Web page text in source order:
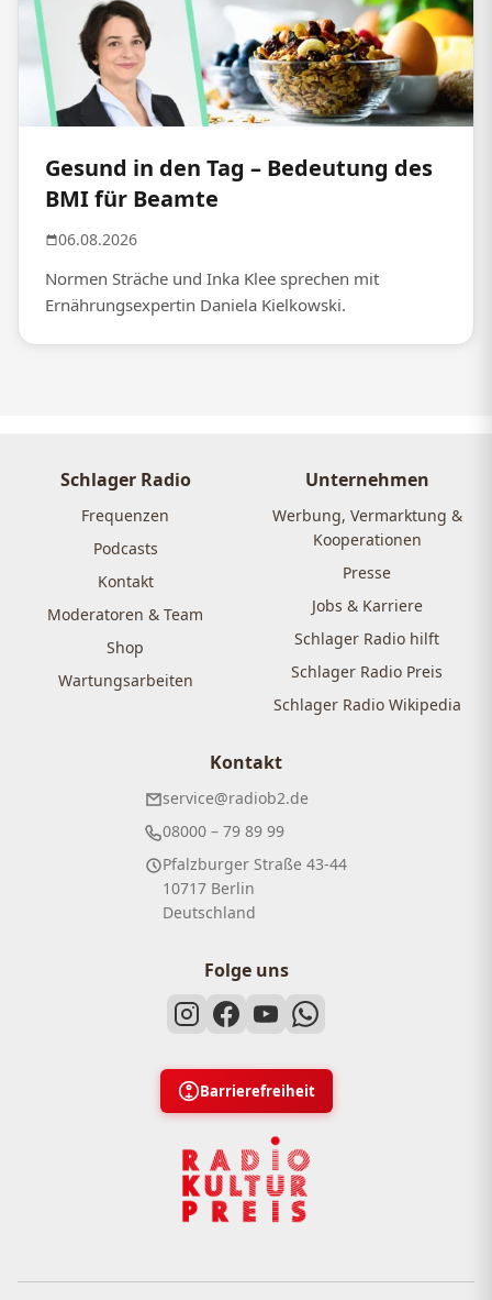
Gesund in den Tag – Bedeutung des
BMI für Beamte
06.08.2026
Normen Sträche und Inka Klee sprechen mit
Ernährungsexpertin Daniela Kielkowski.
Schlager Radio
Frequenzen
Podcasts
Kontakt
Moderatoren & Team
Shop
Wartungsarbeiten
Unternehmen
Werbung, Vermarktung &
Kooperationen
Presse
Jobs & Karriere
Schlager Radio hilft
Schlager Radio Preis
Schlager Radio Wikipedia
Kontakt
service@radiob2.de
08000 – 79 89 99
Pfalzburger Straße 43-44
10717 Berlin
Deutschland
Folge uns
Barrierefreiheit